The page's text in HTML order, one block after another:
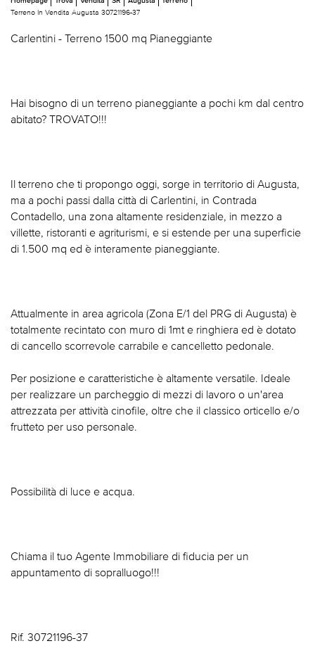
Terreno In Vendita Augusta 30721196-37
Carlentini - Terreno 1500 mq Pianeggiante
Hai bisogno di un terreno pianeggiante a pochi km dal centro
abitato? TROVATO!!!
Il terreno che ti propongo oggi, sorge in territorio di Augusta,
ma a pochi passi dalla città di Carlentini, in Contrada
Contadello, una zona altamente residenziale, in mezzo a
villette, ristoranti e agriturismi, e si estende per una superficie
di 1.500 mq ed è interamente pianeggiante.
Attualmente in area agricola (Zona E/1 del PRG di Augusta) è
totalmente recintato con muro di 1mt e ringhiera ed è dotato
di cancello scorrevole carrabile e cancelletto pedonale.
Per posizione e caratteristiche è altamente versatile. Ideale
per realizzare un parcheggio di mezzi di lavoro o un'area
attrezzata per attività cinofile, oltre che il classico orticello e/o
frutteto per uso personale.
Possibilità di luce e acqua.
Chiama il tuo Agente Immobiliare di fiducia per un
appuntamento di sopralluogo!!!
Rif. 30721196-37